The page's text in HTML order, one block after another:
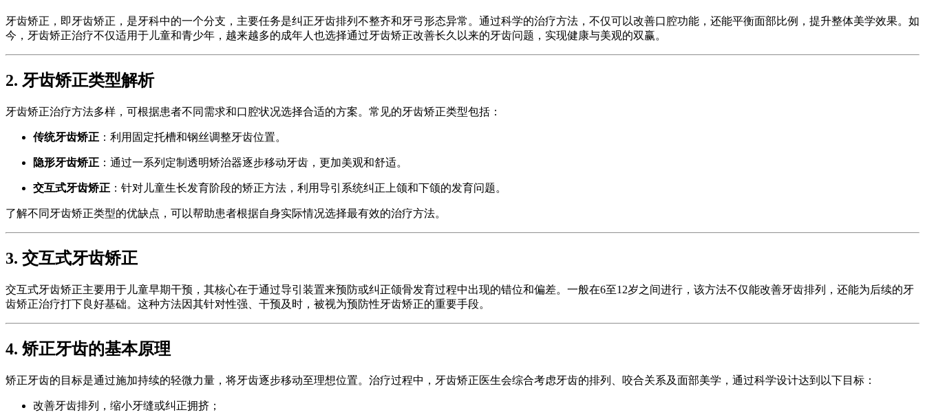
牙齿矫正，即牙齿矫正，是牙科中的一个分支，主要任务是纠正牙齿排列不整齐和牙弓形态异常。通过科学的治疗方法，不仅可以改善口腔功能，还能平衡面部比例，提升整体美学效果。如
今，牙齿矫正治疗不仅适用于儿童和青少年，越来越多的成年人也选择通过牙齿矫正改善长久以来的牙齿问题，实现健康与美观的双赢。
2. 牙齿矫正类型解析
牙齿矫正治疗方法多样，可根据患者不同需求和口腔状况选择合适的方案。常见的牙齿矫正类型包括：
传统牙齿矫正 ：利用固定托槽和钢丝调整牙齿位置。
隐形牙齿矫正 ：通过一系列定制透明矫治器逐步移动牙齿，更加美观和舒适。
交互式牙齿矫正 ：针对儿童生长发育阶段的矫正方法，利用导引系统纠正上颌和下颌的发育问题。
了解不同牙齿矫正类型的优缺点，可以帮助患者根据自身实际情况选择最有效的治疗方法。
3. 交互式牙齿矫正
交互式牙齿矫正主要用于儿童早期干预，其核心在于通过导引装置来预防或纠正颌骨发育过程中出现的错位和偏差。一般在6至12岁之间进行，该方法不仅能改善牙齿排列，还能为后续的牙
齿矫正治疗打下良好基础。这种方法因其针对性强、干预及时，被视为预防性牙齿矫正的重要手段。
4. 矫正牙齿的基本原理
矫正牙齿的目标是通过施加持续的轻微力量，将牙齿逐步移动至理想位置。治疗过程中，牙齿矫正医生会综合考虑牙齿的排列、咬合关系及面部美学，通过科学设计达到以下目标：
改善牙齿排列，缩小牙缝或纠正拥挤；